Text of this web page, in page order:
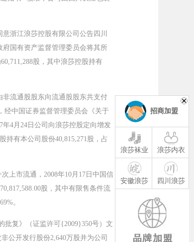
浙江浪莎控股有限公司公告四川
国有资产监督管理委员会将其所
股，其中浪莎控股持有
非流通股股东向流通股股东共支付
经中国证券监督管理委员会《关于
4月24日公司向浪莎控股定向增发
持有本公司股份40,815,271股，占
上市流通，2008年10月17日中国信
股，其中有限售条件流
。
批复》（证监许可{2009}350号）文
公开发行股份2,640万股并为公司
招商加盟
浪莎袜业 浪莎内衣
安徽浪莎 四川浪莎